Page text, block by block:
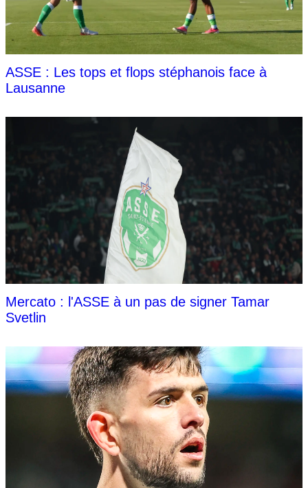
ASSE : Les tops et flops stéphanois face à
Lausanne
Mercato : l'ASSE à un pas de signer Tamar
Svetlin